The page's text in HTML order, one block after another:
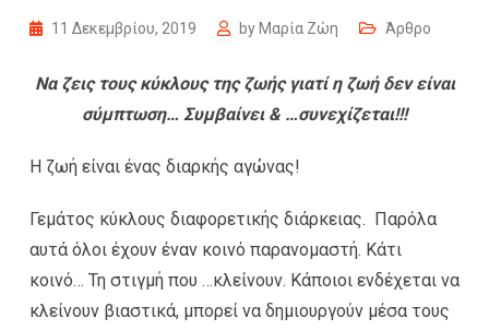
11 Δεκεμβρίου, 2019 by Μαρία Ζώη Άρθρο
Να ζεις τους κύκλους της ζωής γιατί η ζωή δεν είναι
σύμπτωση… Συμβαίνει & …συνεχίζεται!!!
Η ζωή είναι ένας διαρκής αγώνας!
Γεμάτος κύκλους διαφορετικής διάρκειας. Παρόλα
αυτά όλοι έχουν έναν κοινό παρανομαστή. Κάτι
κοινό… Τη στιγμή που …κλείνουν. Κάποιοι ενδέχεται να
κλείνουν βιαστικά, μπορεί να δημιουργούν μέσα τους